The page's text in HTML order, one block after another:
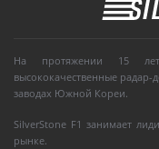
На протяжении 15
высококачественные
заводах Южной Кореи.
SilverStone F1 занимает
рынке.